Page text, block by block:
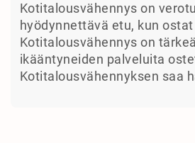
Kotitalousvähennys on
hyödynnettävä etu, kun
Kotitalousvähennys on
ikääntyneiden palveluita
Kotitalousvähennyksen saa